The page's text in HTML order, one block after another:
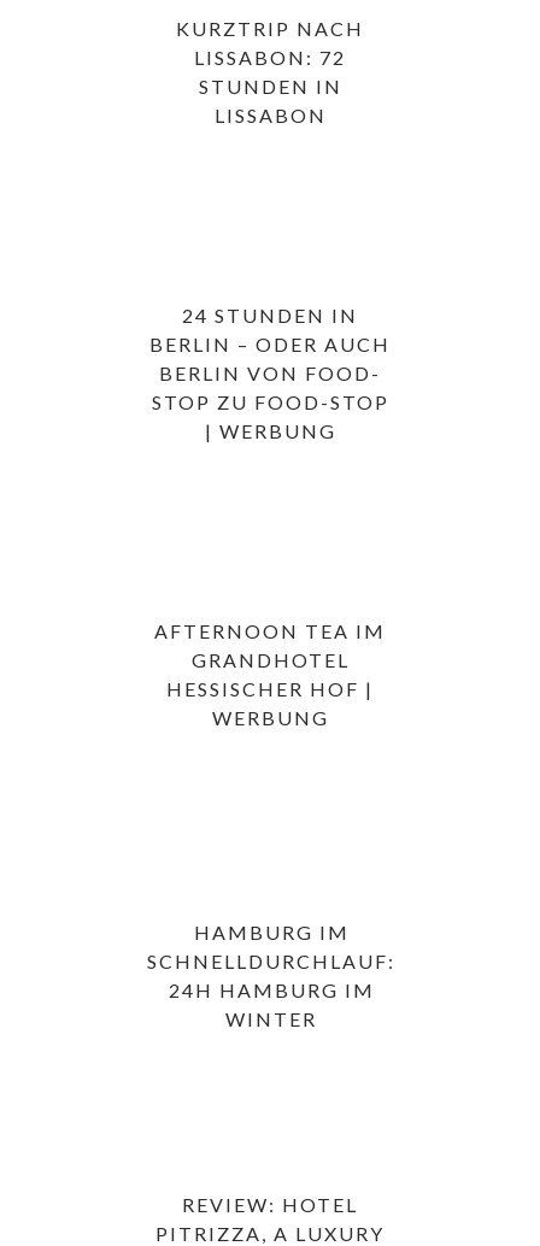
KURZTRIP NACH
LISSABON: 72
STUNDEN IN
LISSABON
24 STUNDEN IN
BERLIN – ODER AUCH
BERLIN VON FOOD-
STOP ZU FOOD-STOP
| WERBUNG
AFTERNOON TEA IM
GRANDHOTEL
HESSISCHER HOF |
WERBUNG
HAMBURG IM
SCHNELLDURCHLAUF:
24H HAMBURG IM
WINTER
REVIEW: HOTEL
PITRIZZA, A LUXURY